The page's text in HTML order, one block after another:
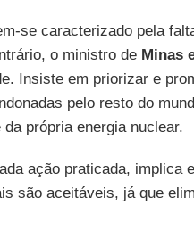
se caracterizado pela
o ministro de Minas
Insiste em priorizar e
pelo resto do
própria energia nuclear.
ação praticada, implica
são aceitáveis, já que